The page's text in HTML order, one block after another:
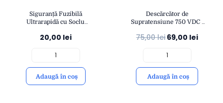
Siguranță Fuzibilă
Ultrarapidă cu Soclu
Protecție Fotovoltaică |
20,00 lei
Adaugă în coș
Descărcător de
Supratensiune 750 VDC |
Fulger 40KA | Montaj Șină
75,00lei69,00 lei
Adaugă în coș